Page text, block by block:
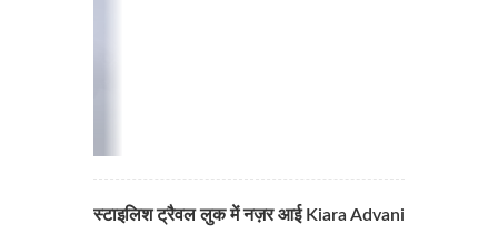
स्टाइलिश ट्रैवल लुक में नज़र आई Kiara Advani